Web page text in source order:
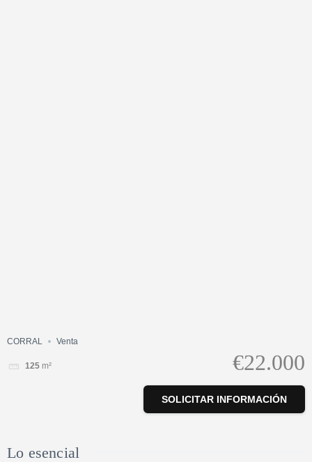
CORRAL Venta
125 m² €22.000
SOLICITAR INFORMACIÓN
Lo esencial